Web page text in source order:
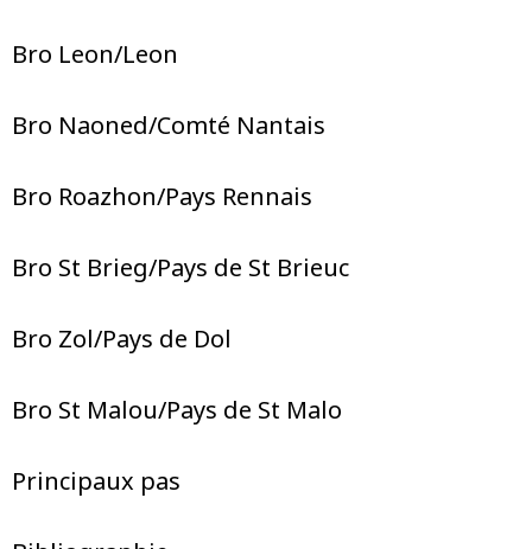
Bro Leon/Leon
Bro Naoned/Comté Nantais
Bro Roazhon/Pays Rennais
Bro St Brieg/Pays de St Brieuc
Bro Zol/Pays de Dol
Bro St Malou/Pays de St Malo
Principaux pas